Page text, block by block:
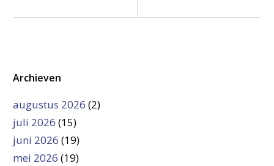
Archieven
augustus 2026 (2)
juli 2026 (15)
juni 2026 (19)
mei 2026 (19)